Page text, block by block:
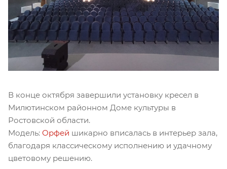
В конце октября завершили установку кресел в
Милютинском районном Доме культуры в
Ростовской области.
Модель: Орфей шикарно вписалась в интерьер зала,
благодаря классическому исполнению и удачному
цветовому решению.